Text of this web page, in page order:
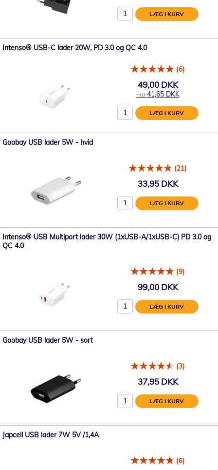
LÆG I KURV
Intenso® USB-C lader 20W, PD 3.0 og QC 4.0
(6)
49,00 DKK
Fra 41,65 DKK
LÆG I KURV
Goobay USB lader 5W - hvid
(21)
33,95 DKK
LÆG I KURV
Intenso® USB Multiport lader 30W (1xUSB-A/1xUSB-C) PD 3.0 og
QC 4.0
(9)
99,00 DKK
LÆG I KURV
Goobay USB lader 5W - sort
(3)
37,95 DKK
LÆG I KURV
Japcell USB lader 7W 5V /1,4A
(6)